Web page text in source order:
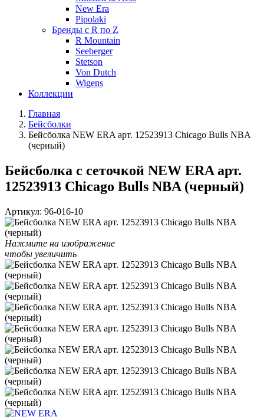
New Era
Pipolaki
Бренды с R по Z
R Mountain
Seeberger
Stetson
Von Dutch
Wigens
Коллекции
Главная
Бейсболки
Бейсболка NEW ERA арт. 12523913 Chicago Bulls NBA
(черный)
Бейсболка с сеточкой NEW ERA арт.
12523913 Chicago Bulls NBA (черный)
Артикул: 96-016-10
Нажмите на изображение
чтобы увеличить